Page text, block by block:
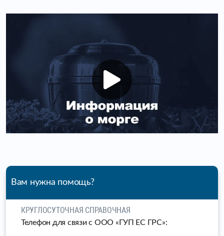
Вам нужна помощь?
КРУГЛОСУТОЧНАЯ СПРАВОЧНАЯ
Телефон для связи c ООО «ГУП ЕС ГРС»: